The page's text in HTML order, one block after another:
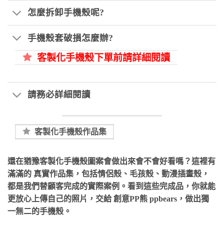
怎麼拆卸手機殼呢?
手機殼套破損怎麼辦?
客製化手機殼下單前請詳細閱讀
請務必詳細閱讀
客製化手機殼作品集
還在猶豫客製化手機殼圖案會做出來會不會好看嗎？這裡有
滿滿的 真實作品集 ，包括情侶殼、毛孩殼、動漫插畫殼，
都是我們替顧客完成的實際案例。看到這些完成品，你就能
更放心上傳自己的照片，交給創意PP熊 ppbears ，做出獨
一無二的手機殼。